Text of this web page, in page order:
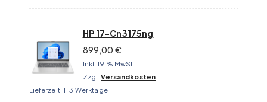
HP 17-Cn3175ng
899,00 €
Inkl. 19 % MwSt.
Zzgl.Versandkosten
Lieferzeit:1-3 Werktage